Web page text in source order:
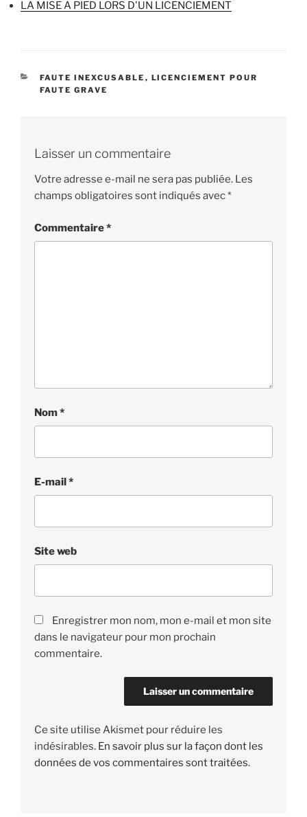
LA MISE A PIED LORS D'UN LICENCIEMENT
CATÉGORIES
FAUTE INEXCUSABLE , LICENCIEMENT POUR
FAUTE GRAVE
Laisser un commentaire
Votre adresse e-mail ne sera pas publiée. Les
champs obligatoires sont indiqués avec*
Commentaire*
Nom*
E-mail*
Site web
Enregistrer mon nom, mon e-mail et mon site
dans le navigateur pour mon prochain
commentaire.
Ce site utilise Akismet pour réduire les
indésirables. En savoir plus sur la façon dont les
données de vos commentaires sont traitées.